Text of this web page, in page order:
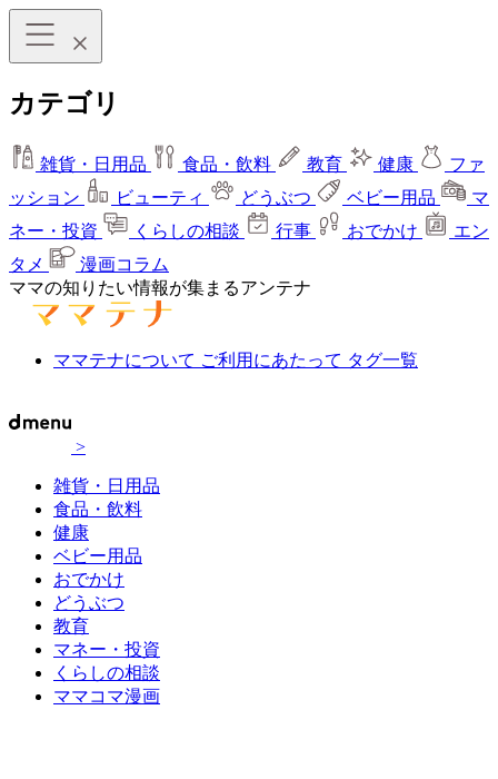
カテゴリ
雑貨・日用品 食品・飲料 教育 健康
ファ
ッション
ビューティ どうぶつ ベビー用品
マ
ネー・投資
くらしの相談 行事 おでかけ
エン
タメ
漫画コラム
ママの知りたい情報が集まるアンテナ
ママテナについて ご利用にあたって タグ一覧
>
雑貨・日用品
食品・飲料
健康
ベビー用品
おでかけ
どうぶつ
教育
マネー・投資
くらしの相談
ママコマ漫画